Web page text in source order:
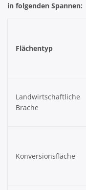
in folgenden Spannen:
Flächentyp
Landwirtschaftliche
Brache
Konversionsfläche